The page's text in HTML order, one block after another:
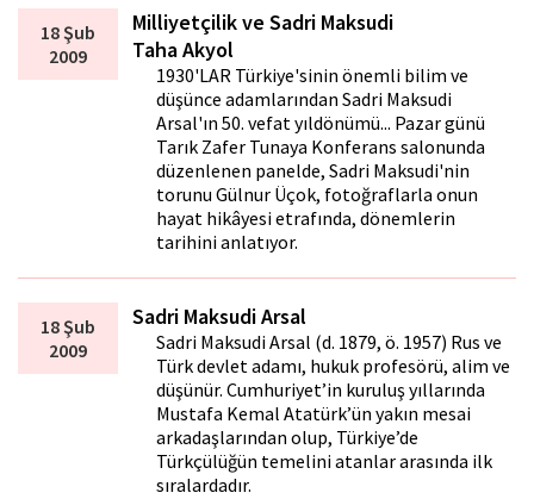
18 Şub
2009
Milliyetçilik ve Sadri Maksudi
Taha Akyol
1930'LAR Türkiye'sinin önemli bilim ve
düşünce adamlarından Sadri Maksudi
Arsal'ın 50. vefat yıldönümü... Pazar günü
Tarık Zafer Tunaya Konferans salonunda
düzenlenen panelde, Sadri Maksudi'nin
torunu Gülnur Üçok, fotoğraflarla onun
hayat hikâyesi etrafında, dönemlerin
tarihini anlatıyor.
18 Şub
2009
Sadri Maksudi Arsal
Sadri Maksudi Arsal (d. 1879, ö. 1957) Rus ve
Türk devlet adamı, hukuk profesörü, alim ve
düşünür. Cumhuriyet’in kuruluş yıllarında
Mustafa Kemal Atatürk’ün yakın mesai
arkadaşlarından olup, Türkiye’de
Türkçülüğün temelini atanlar arasında ilk
sıralardadır.